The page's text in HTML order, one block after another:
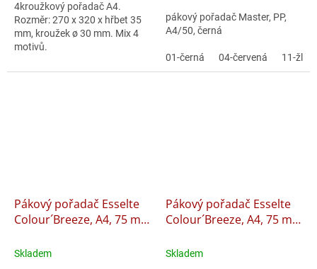
hvězdiček.
4kroužkový pořadač A4.
Rozměr: 270 x 320 x hřbet 35
mm, kroužek ø 30 mm. Mix 4
motivů.
pákový pořadač Master, PP,
A4/50, černá
01-černá 04-červená 11-žlutá
Pákový pořadač Esselte
Colour´Breeze, A4, 75 mm
Skladem
Pákový pořadač Esselte
Colour´Breeze, A4, 75 mm
Skladem